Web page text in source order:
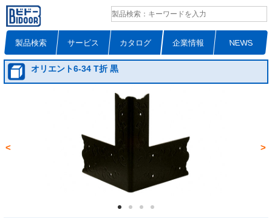
製品検索 サービス カタログ 企業情報 NEWS
オリエント6-34 T折 黒
< >